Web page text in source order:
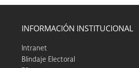
INFORMACIÓN INSTITUCIONAL
Intranet
Blindaje Electoral